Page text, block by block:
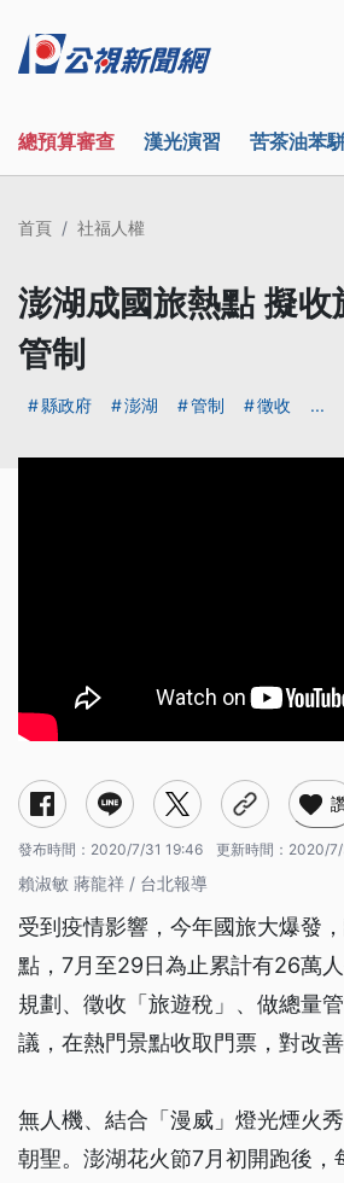
總預算審查 漢光演習 苦茶油苯
首頁 社福人權
澎湖成國旅熱點 擬收
管制
縣政府 澎湖 管制 徵收 ...
發布時間： 2020/7/31 19:46 更新時間： 2020/7/
賴淑敏 蔣龍祥 / 台北報導
受到疫情影響，今年國旅大爆發
點，7月至29日為止累計有26萬
規劃、徵收「旅遊稅」、做總量
議，在熱門景點收取門票，對改善
無人機、結合「漫威」燈光煙火
朝聖。澎湖花火節7月初開跑後，